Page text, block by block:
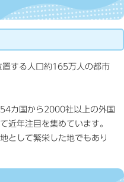
する人口約165万人の都市
カ国から2000社以上の外国
近年注目を集めています。
として繁栄した地でもあり